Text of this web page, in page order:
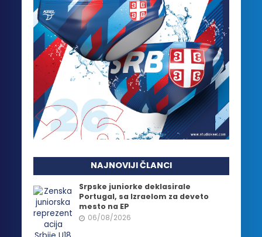
NAJNOVIJI ČLANCI
Srpske juniorke deklasirale
Portugal, sa Izraelom za deveto
mesto na EP
06/08/2026